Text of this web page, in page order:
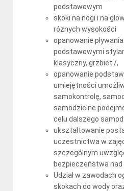
podstawowym
skoki na nogi i na
różnych wysokości
opanowanie
podstawowymi
klasyczny, grzbiet /,
opanowanie
umiejętności
samokontrolę,
samodzielne
celu dalszego
ukształtowanie
uczestnictwa w
szczególnym
bezpieczeństwa nad
Udział w zawodach
skokach do wody